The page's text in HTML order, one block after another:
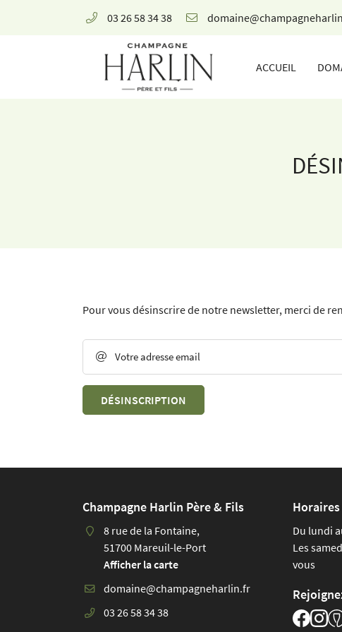
03 26 58 34 38
ACCUEIL
Rafraîchir le captcha
En cochant cette case, vous consentez à recevoir nos propositions commerciales à l'adresse
email indiqué ci-dessus. Vous pouvez vous désinscrire à tout moment en utilisant
de désinscription
Pour vous désinscrire de notre newsletter, merci de
 Votre adresse email
DÉSINSCRIPTION
Champagne Harlin Père & Fils
8 rue de la Fontaine,
51700 Mareuil-le-Port
Afficher la carte
03 26 58 34 38
Du lundi
Les
vous